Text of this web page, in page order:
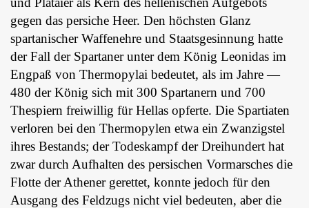
gegen das persiche Heer. Den höchsten Glanz
spartanischer Waffenehre und Staatsgesinnung hatte
der Fall der Spartaner unter dem König Leonidas im
Engpaß von Thermopylai bedeutet, als im Jahre ―
480 der König sich mit 300 Spartanern und 700
Thespiern freiwillig für Hellas opferte. Die Spartiaten
verloren bei den Thermopylen etwa ein Zwanzigstel
ihres Bestands; der Todeskampf der Dreihundert hat
zwar durch Aufhalten des persischen Vormarsches die
Flotte der Athener gerettet, konnte jedoch für den
Ausgang des Feldzugs nicht viel bedeuten, aber die